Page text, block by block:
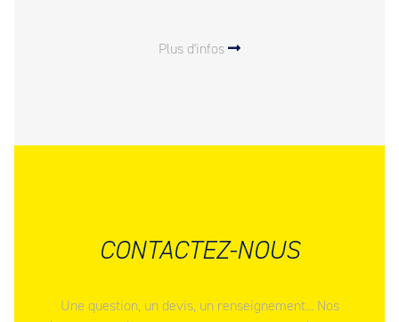
Plus d'infos
CONTACTEZ-NOUS
Une question, un devis, un renseignement... Nos